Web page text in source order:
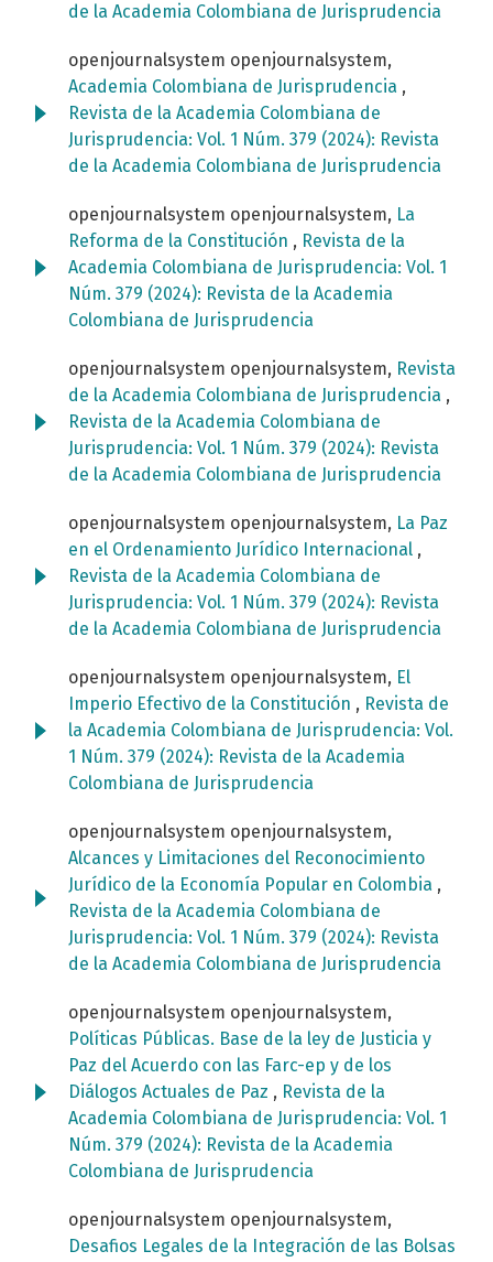
de la Academia Colombiana de Jurisprudencia
openjournalsystem openjournalsystem,
Academia Colombiana de Jurisprudencia ,
Revista de la Academia Colombiana de
Jurisprudencia: Vol. 1 Núm. 379 (2024): Revista
de la Academia Colombiana de Jurisprudencia
openjournalsystem openjournalsystem, La
Reforma de la Constitución , Revista de la
Academia Colombiana de Jurisprudencia: Vol. 1
Núm. 379 (2024): Revista de la Academia
Colombiana de Jurisprudencia
openjournalsystem openjournalsystem, Revista
de la Academia Colombiana de Jurisprudencia ,
Revista de la Academia Colombiana de
Jurisprudencia: Vol. 1 Núm. 379 (2024): Revista
de la Academia Colombiana de Jurisprudencia
openjournalsystem openjournalsystem, La Paz
en el Ordenamiento Jurídico Internacional ,
Revista de la Academia Colombiana de
Jurisprudencia: Vol. 1 Núm. 379 (2024): Revista
de la Academia Colombiana de Jurisprudencia
openjournalsystem openjournalsystem, El
Imperio Efectivo de la Constitución , Revista de
la Academia Colombiana de Jurisprudencia: Vol.
1 Núm. 379 (2024): Revista de la Academia
Colombiana de Jurisprudencia
openjournalsystem openjournalsystem,
Alcances y Limitaciones del Reconocimiento
Jurídico de la Economía Popular en Colombia ,
Revista de la Academia Colombiana de
Jurisprudencia: Vol. 1 Núm. 379 (2024): Revista
de la Academia Colombiana de Jurisprudencia
openjournalsystem openjournalsystem,
Políticas Públicas. Base de la ley de Justicia y
Paz del Acuerdo con las Farc-ep y de los
Diálogos Actuales de Paz , Revista de la
Academia Colombiana de Jurisprudencia: Vol. 1
Núm. 379 (2024): Revista de la Academia
Colombiana de Jurisprudencia
openjournalsystem openjournalsystem,
Desafios Legales de la Integración de las Bolsas